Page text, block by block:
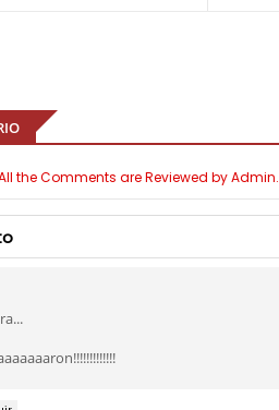
the Comments are Reviewed by Admin.